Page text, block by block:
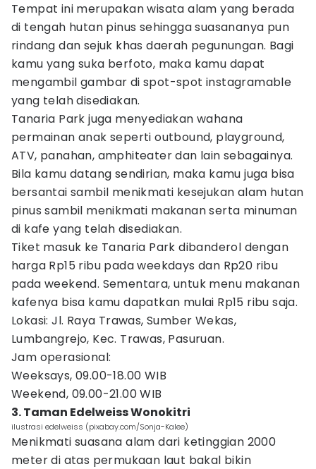
Tempat ini merupakan wisata alam yang berada
di tengah hutan pinus sehingga suasananya pun
rindang dan sejuk khas daerah pegunungan. Bagi
kamu yang suka berfoto, maka kamu dapat
mengambil gambar di spot-spot instagramable
yang telah disediakan.
Tanaria Park juga menyediakan wahana
permainan anak seperti outbound, playground,
ATV, panahan, amphiteater dan lain sebagainya.
Bila kamu datang sendirian, maka kamu juga bisa
bersantai sambil menikmati kesejukan alam hutan
pinus sambil menikmati makanan serta minuman
di kafe yang telah disediakan.
Tiket masuk ke Tanaria Park dibanderol dengan
harga Rp15 ribu pada weekdays dan Rp20 ribu
pada weekend. Sementara, untuk menu makanan
kafenya bisa kamu dapatkan mulai Rp15 ribu saja.
Lokasi: Jl. Raya Trawas, Sumber Wekas,
Lumbangrejo, Kec. Trawas, Pasuruan.
Jam operasional:
Weeksays, 09.00-18.00 WIB
Weekend, 09.00-21.00 WIB
3. Taman Edelweiss Wonokitri
ilustrasi edelweiss (pixabay.com/Sonja-Kalee)
Menikmati suasana alam dari ketinggian 2000
meter di atas permukaan laut bakal bikin